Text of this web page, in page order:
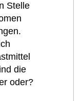
Stelle
die
oder?